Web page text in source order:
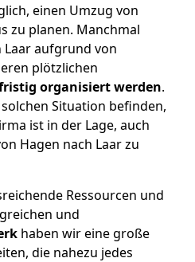
einen Umzug von
zu planen. Manchmal
Laar aufgrund von
plötzlichen
organisiert werden.
Situation befinden,
ist in der Lage, auch
Hagen nach Laar zu
Ressourcen und
und
haben wir eine große
die nahezu jedes